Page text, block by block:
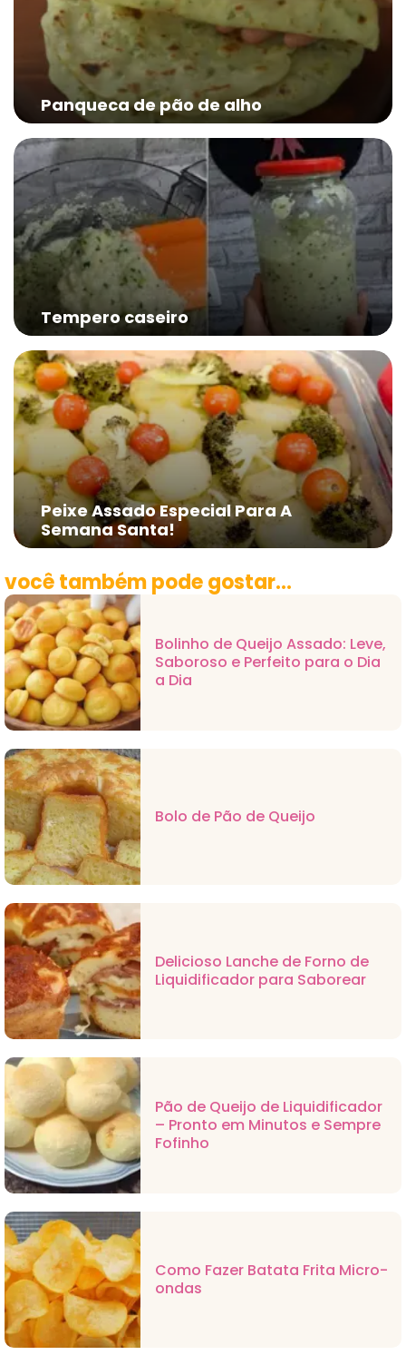
Panqueca de pão de alho
Tempero caseiro
Peixe Assado Especial Para A
Semana Santa!
você também pode gostar...
Bolinho de Queijo Assado: Leve,
Saboroso e Perfeito para o Dia
a Dia
Bolo de Pão de Queijo
Delicioso Lanche de Forno de
Liquidificador para Saborear
Pão de Queijo de Liquidificador
– Pronto em Minutos e Sempre
Fofinho
Como Fazer Batata Frita Micro-
ondas